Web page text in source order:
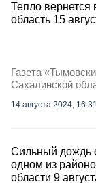
Тепло вернется
область 15
Газета
Сахалинской
14 августа 2024, 16:31
Сильный дождь
одном из
области 9